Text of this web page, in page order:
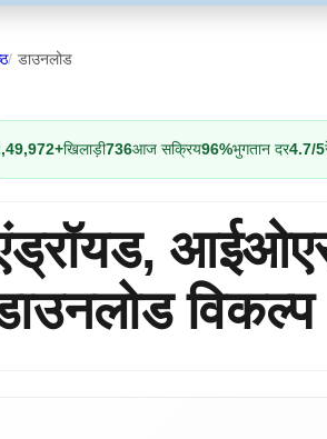
डाउनलोड
खिलाड़ी736आज सक्रिय96%भुगतान दर4.7/5
विकल्प